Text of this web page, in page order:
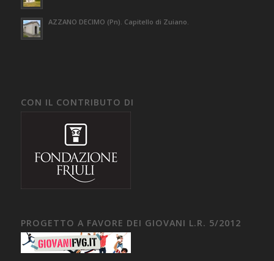
AZZANO DECIMO (Pn). Capitello di Zuiano.
CON IL CONTRIBUTO DI
PROGETTO A FAVORE DEI GIOVANI L.R. 5/2012